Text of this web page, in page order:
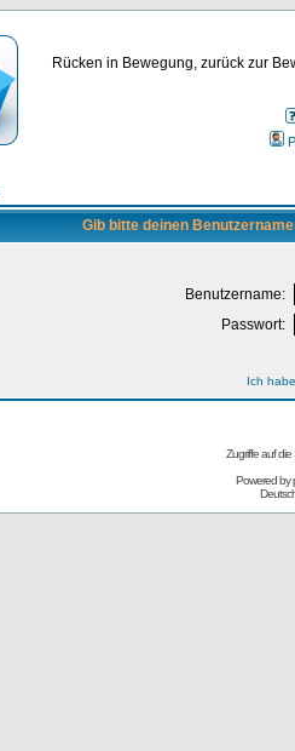
Rücken in Bewegung, zurück zur
Gib bitte deinen
Benutzername:
Passwort:
Ich
Zugriffe auf
Powered by